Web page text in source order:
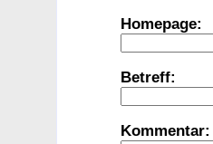
Homepage:
Betreff:
Kommentar: